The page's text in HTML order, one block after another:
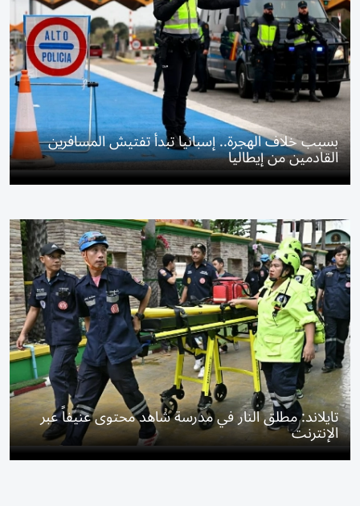
بسبب خلاف الهجرة.. إسبانيا تبدأ تفتيش المسافرين
القادمين من إيطاليا
تايلاند: مطلق النار في مدرسة شاهد محتوى عنيفاً عبر
الإنترنت